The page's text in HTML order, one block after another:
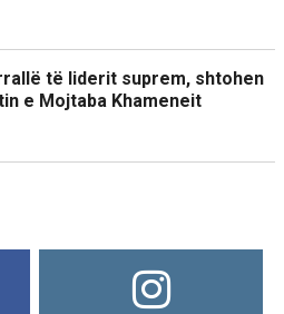
të liderit suprem, shtohen
e Mojtaba Khameneit